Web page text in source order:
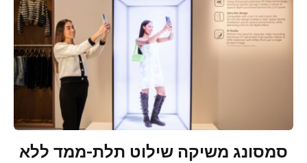
סמסונג משיקה שילוט תלת-ממד ללא